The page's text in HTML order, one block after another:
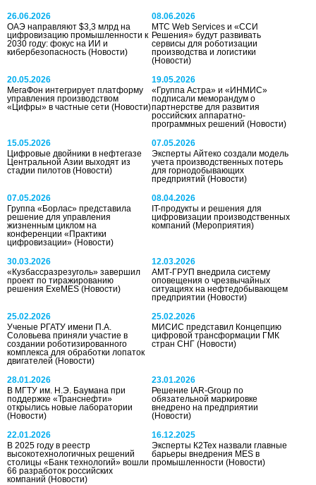
26.06.2026
ОАЭ направляют $3,3 млрд на
цифровизацию промышленности к
2030 году: фокус на ИИ и
кибербезопасность (Новости)
08.06.2026
МТС Web Services и «ССИ
Решения» будут развивать
сервисы для роботизации
производства и логистики
(Новости)
20.05.2026
МегаФон интегрирует платформу
управления производством
«Цифры» в частные сети (Новости)
19.05.2026
«Группа Астра» и «ИНМИС»
подписали меморандум о
партнерстве для развития
российских аппаратно-
программных решений(Новости)
15.05.2026
Цифровые двойники в нефтегазе
Центральной Азии выходят из
стадии пилотов (Новости)
07.05.2026
Эксперты Айтеко создали модель
учета производственных потерь
для горнодобывающих
предприятий(Новости)
07.05.2026
Группа «Борлас» представила
решение для управления
жизненным циклом на
конференции «Практики
цифровизации» (Новости)
08.04.2026
IT-продукты и решения для
цифровизации производственных
компаний(Мероприятия)
30.03.2026
«Кузбассразрезуголь» завершил
проект по тиражированию
решения ExeMES (Новости)
12.03.2026
АМТ-ГРУП внедрила систему
оповещения о чрезвычайных
ситуациях на нефтедобывающем
предприятии(Новости)
25.02.2026
Ученые РГАТУ имени П.А.
Соловьева приняли участие в
создании роботизированного
комплекса для обработки лопаток
двигателей (Новости)
25.02.2026
МИСИС представил Концепцию
цифровой трансформации ГМК
стран СНГ(Новости)
28.01.2026
В МГТУ им. Н.Э. Баумана при
поддержке «Транснефти»
открылись новые лаборатории
(Новости)
23.01.2026
Решение IAR-Group по
обязательной маркировке
внедрено на предприятии
(Новости)
22.01.2026
В 2025 году в реестр
высокотехнологичных решений
столицы «Банк технологий» вошли
66 разработок российских
компаний (Новости)
16.12.2025
Эксперты К2Тех назвали главные
барьеры внедрения MES в
промышленности(Новости)